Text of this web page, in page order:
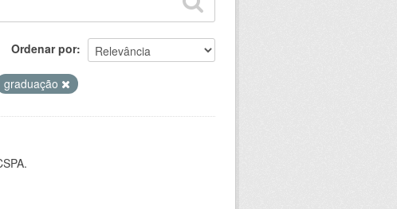
Ordenar por
graduação